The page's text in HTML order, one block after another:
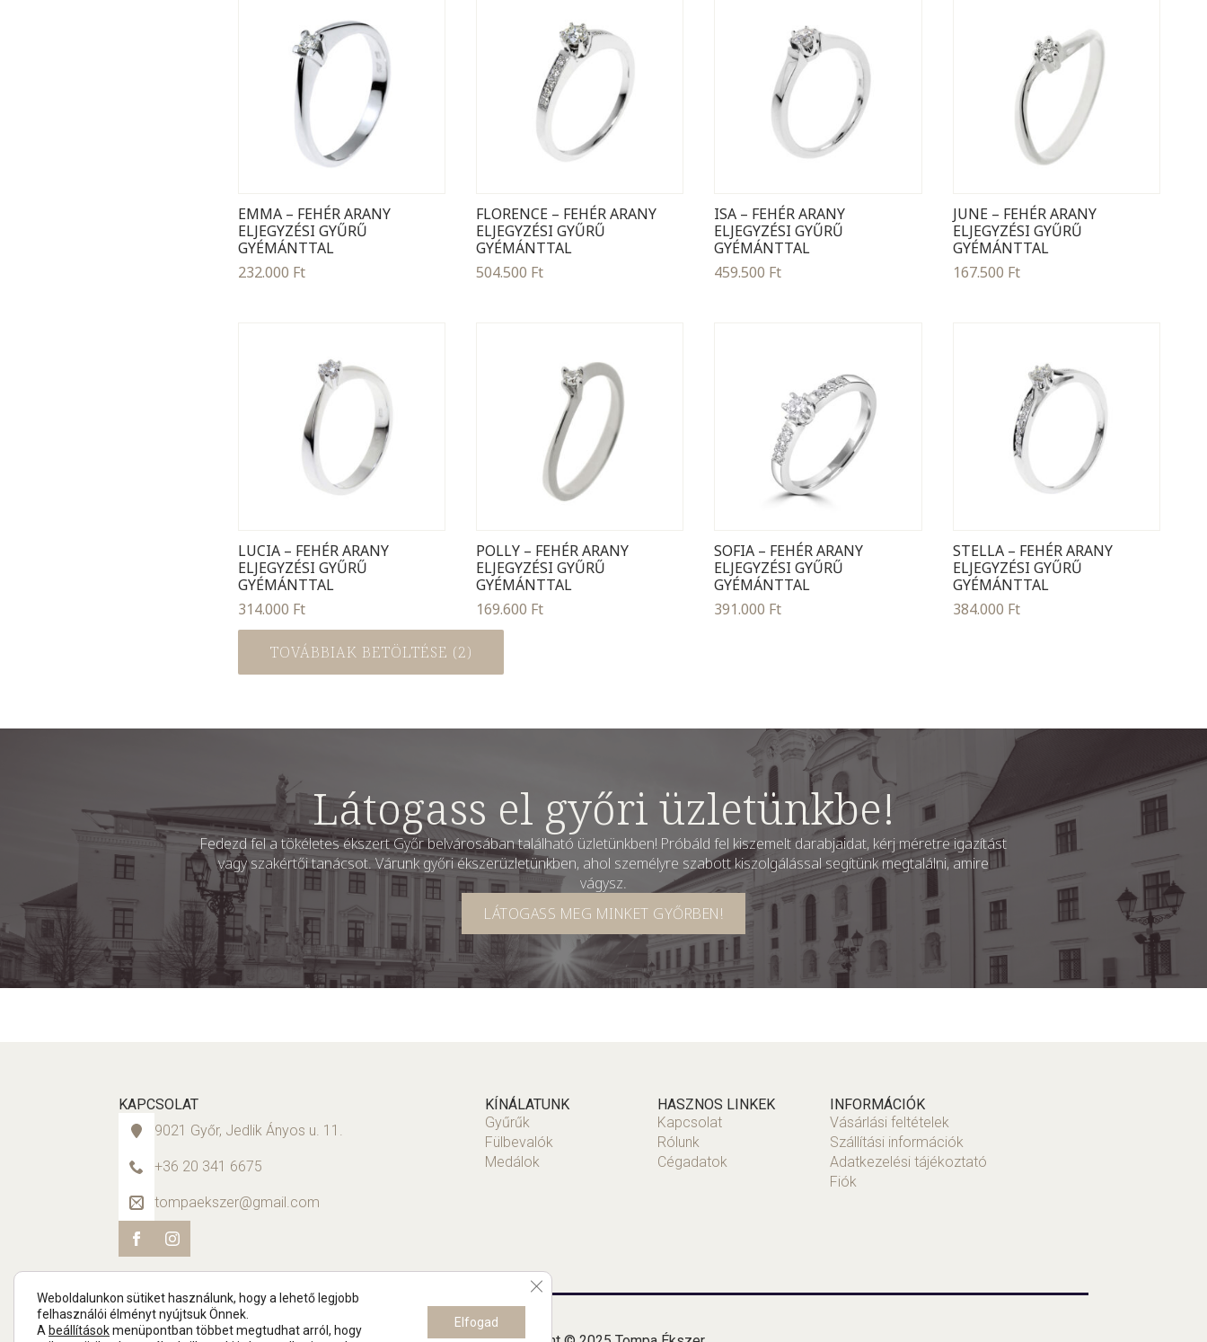
EMMA – FEHÉR ARANY
ELJEGYZÉSI GYŰRŰ
GYÉMÁNTTAL
232.000 Ft
FLORENCE – FEHÉR ARANY
ELJEGYZÉSI GYŰRŰ
GYÉMÁNTTAL
504.500 Ft
ISA – FEHÉR ARANY
ELJEGYZÉSI GYŰRŰ
GYÉMÁNTTAL
459.500 Ft
JUNE – FEHÉR ARANY
ELJEGYZÉSI GYŰRŰ
GYÉMÁNTTAL
167.500 Ft
LUCIA – FEHÉR ARANY
ELJEGYZÉSI GYŰRŰ
GYÉMÁNTTAL
314.000 Ft
POLLY – FEHÉR ARANY
ELJEGYZÉSI GYŰRŰ
GYÉMÁNTTAL
169.600 Ft
SOFIA – FEHÉR ARANY
ELJEGYZÉSI GYŰRŰ
GYÉMÁNTTAL
391.000 Ft
STELLA – FEHÉR ARANY
ELJEGYZÉSI GYŰRŰ
GYÉMÁNTTAL
384.000 Ft
TOVÁBBIAK BETÖLTÉSE (2)
Látogass el győri üzletünkbe!
Fedezd fel a tökéletes ékszert Győr belvárosában található üzletünkben! Próbáld fel kiszemelt darabjaidat, kérj méretre igazítást
vagy szakértői tanácsot. Várunk győri ékszerüzletünkben, ahol személyre szabott kiszolgálással segítünk megtalálni, amire
vágysz.
LÁTOGASS MEG MINKET GYŐRBEN!
KAPCSOLAT
9021 Győr, Jedlik Ányos u. 11.
+36 20 341 6675
tompaekszer@gmail.com
KÍNÁLATUNK
Gyűrűk
Fülbevalók
Medálok
HASZNOS LINKEK
Kapcsolat
Rólunk
Cégadatok
INFORMÁCIÓK
Vásárlási feltételek
Szállítási információk
Adatkezelési tájékoztató
Fiók
Weboldalunkon sütiket használunk, hogy a lehető legjobb
felhasználói élményt nyújtsuk Önnek.
A beállításokmenüpontban többet megtudhat arról, hogy
Elfogad
Close GDPR Cookie Banner